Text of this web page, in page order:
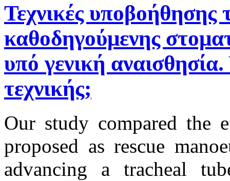
Τεχνικές υποβοήθησης
καθοδηγούμενης
υπό γενική
τεχνικής;
Our study compared the
proposed as rescue
advancing a tracheal